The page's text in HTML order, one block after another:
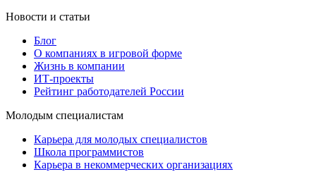
Новости и статьи
Блог
О компаниях в игровой форме
Жизнь в компании
ИТ-проекты
Рейтинг работодателей России
Молодым специалистам
Карьера для молодых специалистов
Школа программистов
Карьера в некоммерческих организациях